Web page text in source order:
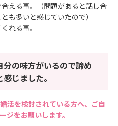
える事。（問題があると話し合
も多いと感じていたので）
れる事。
の味方がいるので諦め
じました。
活を検討されている方へ、ご自
ジをお願いします。